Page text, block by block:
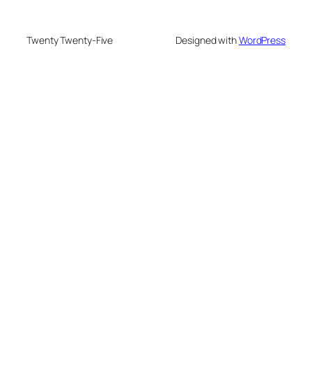
Twenty Twenty-Five Designed withWordPress